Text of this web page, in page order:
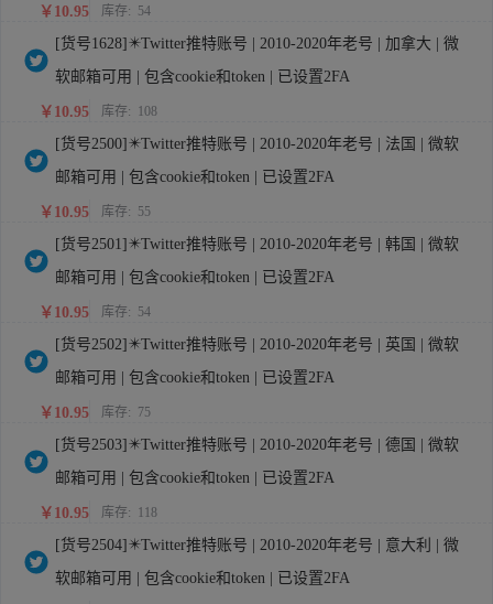
￥10.95 库存: 54
[货号1628]✴️Twitter推特账号 | 2010-2020年老号 | 加拿大 | 微
软邮箱可用 | 包含cookie和token | 已设置2FA
￥10.95 库存: 108
[货号2500]✴️Twitter推特账号 | 2010-2020年老号 | 法国 | 微软
邮箱可用 | 包含cookie和token | 已设置2FA
￥10.95 库存: 55
[货号2501]✴️Twitter推特账号 | 2010-2020年老号 | 韩国 | 微软
邮箱可用 | 包含cookie和token | 已设置2FA
￥10.95 库存: 54
[货号2502]✴️Twitter推特账号 | 2010-2020年老号 | 英国 | 微软
邮箱可用 | 包含cookie和token | 已设置2FA
￥10.95 库存: 75
[货号2503]✴️Twitter推特账号 | 2010-2020年老号 | 德国 | 微软
邮箱可用 | 包含cookie和token | 已设置2FA
￥10.95 库存: 118
[货号2504]✴️Twitter推特账号 | 2010-2020年老号 | 意大利 | 微
软邮箱可用 | 包含cookie和token | 已设置2FA